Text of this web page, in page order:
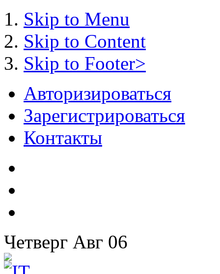
Skip to Menu
Skip to Content
Skip to Footer>
Авторизироваться
Зарегистрироваться
Контакты
Четверг Авг 06